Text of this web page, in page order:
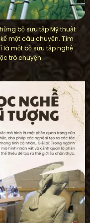
bộ sưu tập Mỹ thuật
một câu chuyện. Tìm
một bộ sưu tập nghệ
trò chuyện